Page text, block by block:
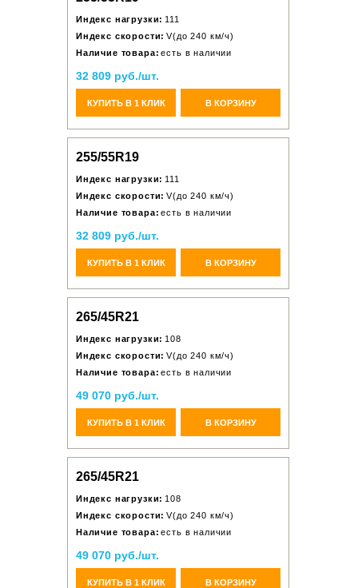
Индекс нагрузки: 111
Индекс скорости: V(до 240 км/ч)
Наличие товара: есть в наличии
32 809 руб./шт.
КУПИТЬ В 1 КЛИК В КОРЗИНУ
255/55R19
Индекс нагрузки: 111
Индекс скорости: V(до 240 км/ч)
Наличие товара: есть в наличии
32 809 руб./шт.
КУПИТЬ В 1 КЛИК В КОРЗИНУ
265/45R21
Индекс нагрузки: 108
Индекс скорости: V(до 240 км/ч)
Наличие товара: есть в наличии
49 070 руб./шт.
КУПИТЬ В 1 КЛИК В КОРЗИНУ
265/45R21
Индекс нагрузки: 108
Индекс скорости: V(до 240 км/ч)
Наличие товара: есть в наличии
49 070 руб./шт.
КУПИТЬ В 1 КЛИК В КОРЗИНУ